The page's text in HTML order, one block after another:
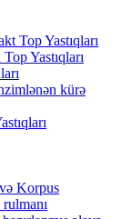
Top Yastıqları
Yastıqları
kürə
Korpus